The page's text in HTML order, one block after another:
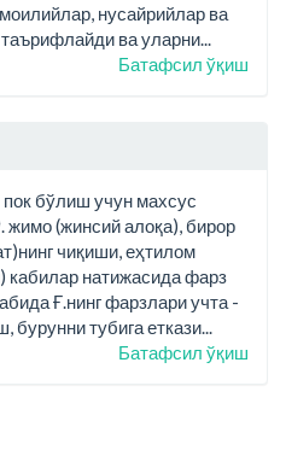
нусайрийлар ва
ва уларни...
Батафсил ўқиш
бўлиш учун махсус
(жинсий алоқа), бирор
чиқиши, еҳтилом
кабилар натижасида фарз
Ғ.нинг фарзлари учта -
бурунни тубига еткази...
Батафсил ўқиш